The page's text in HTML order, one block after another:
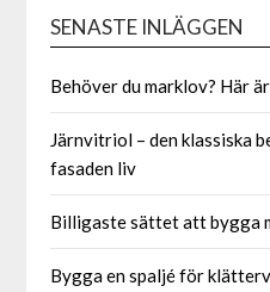
SENASTE INLÄGGEN
Behöver du marklov? Här
Järnvitriol – den klassiska
fasaden liv
Billigaste sättet att bygga
Bygga en spaljé för